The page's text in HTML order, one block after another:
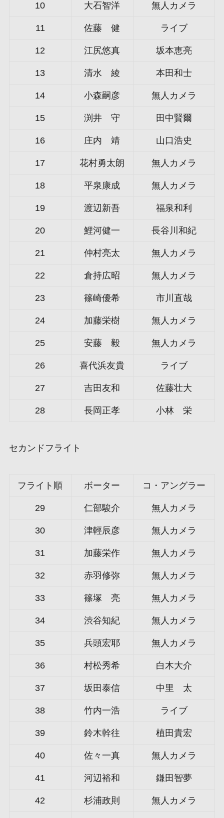
10 大石智洋 無人カメラ
11 佐藤 健 ライブ
12 江尻悠真 坂本恵亮
13 清水 綾 本田和士
14 小森嗣彦 無人カメラ
15 渕井 守 田中賢爾
16 庄内 靖 山口浩史
17 花村勇太朗 無人カメラ
18 平泉康成 無人カメラ
19 渡辺新吾 福泉和利
20 鯉河健一 長谷川和紀
21 仲村亮太 無人カメラ
22 倉持広昭 無人カメラ
23 篠崎優希 市川直哉
24 加藤栄樹 無人カメラ
25 安藤 毅 無人カメラ
26 喜代浜友貴 ライブ
27 吉田友和 佐藤壮大
28 長岡正孝 小林 栄
セカンドフライト
フライト順 ボーター コ・アングラー
29 仁部駿介 無人カメラ
30 津輕辰彦 無人カメラ
31 加藤栄作 無人カメラ
32 赤羽修弥 無人カメラ
33 篠塚 亮 無人カメラ
34 渋谷知紀 無人カメラ
35 兵頭宏耶 無人カメラ
36 村松秀希 白木大介
37 坂田泰信 中里 太
38 竹内一浩 ライブ
39 鈴木幹往 植田貴宏
40 佐々一真 無人カメラ
41 河辺裕和 鎌田智夢
42 杉浦政則 無人カメラ